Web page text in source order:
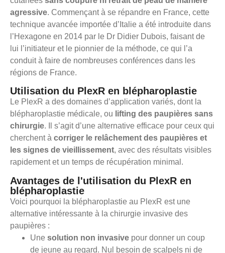
agressive. Commençant à se répandre en France, cette
technique avancée importée d’Italie a été introduite dans
l’Hexagone en 2014 par le Dr Didier Dubois, faisant de
lui l’initiateur et le pionnier de la méthode, ce qui l’a
conduit à faire de nombreuses conférences dans les
régions de France.
Utilisation du PlexR en blépharoplastie
Le PlexR a des domaines d’application variés, dont la
blépharoplastie médicale, ou lifting des paupières sans
chirurgie. Il s’agit d’une alternative efficace pour ceux qui
cherchent à corriger le relâchement des paupières et
les signes de vieillissement, avec des résultats visibles
rapidement et un temps de récupération minimal.
Avantages de l'utilisation du PlexR en
blépharoplastie
Voici pourquoi la blépharoplastie au PlexR est une
alternative intéressante à la chirurgie invasive des
paupières :
Une solution non invasive pour donner un coup
de jeune au regard. Nul besoin de scalpels ni de